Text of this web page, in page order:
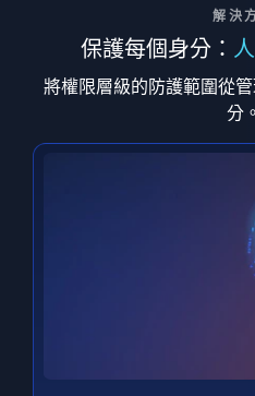
解決
保護每個身分：
將權限層級的防護範圍從
分。